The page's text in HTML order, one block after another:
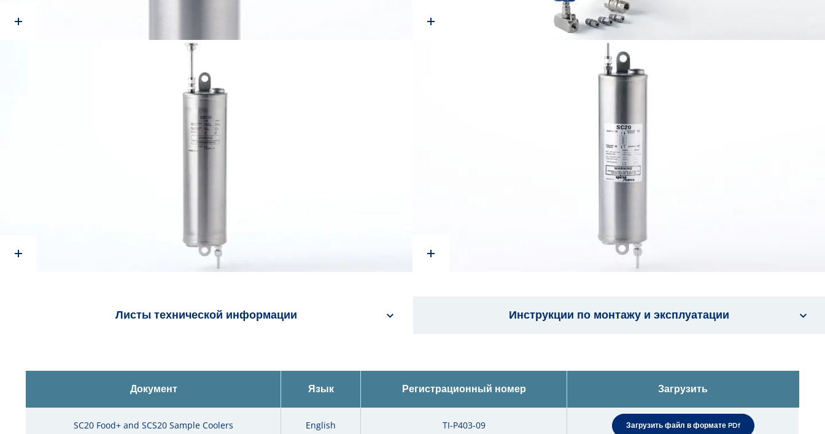
Листы технической информации Инструкции по монтажу и эксплуатации
Документ Язык Регистрационный номер Загрузить
SC20 Food+ and SCS20 Sample Coolers English TI-P403-09 Загрузить файл в формате PDf